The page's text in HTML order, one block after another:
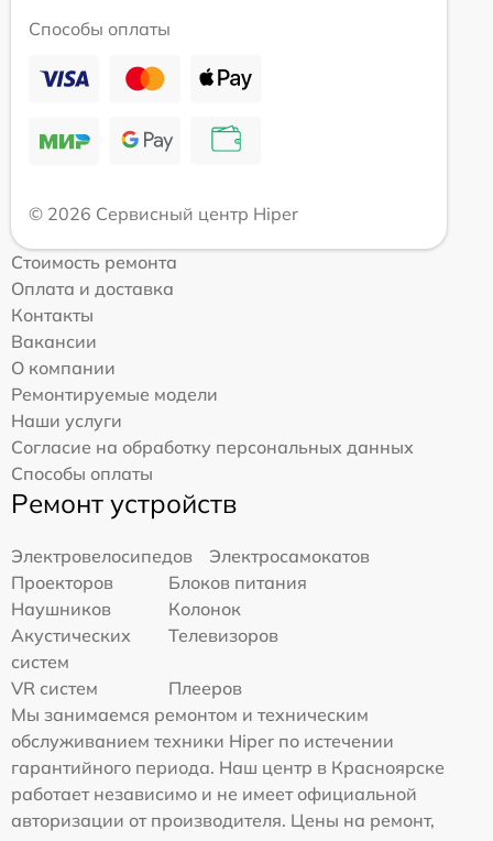
Способы оплаты
© 2026 Сервисный центр Hiper
Стоимость ремонта
Оплата и доставка
Контакты
Вакансии
О компании
Ремонтируемые модели
Наши услуги
Согласие на обработку персональных данных
Способы оплаты
Ремонт устройств
Электровелосипедов
Электросамокатов
Проекторов
Блоков питания
Наушников
Колонок
Акустических
систем
Телевизоров
VR систем
Плееров
Мы занимаемся ремонтом и техническим
обслуживанием техники Hiper по истечении
гарантийного периода. Наш центр в Красноярске
работает независимо и не имеет официальной
авторизации от производителя. Цены на ремонт,